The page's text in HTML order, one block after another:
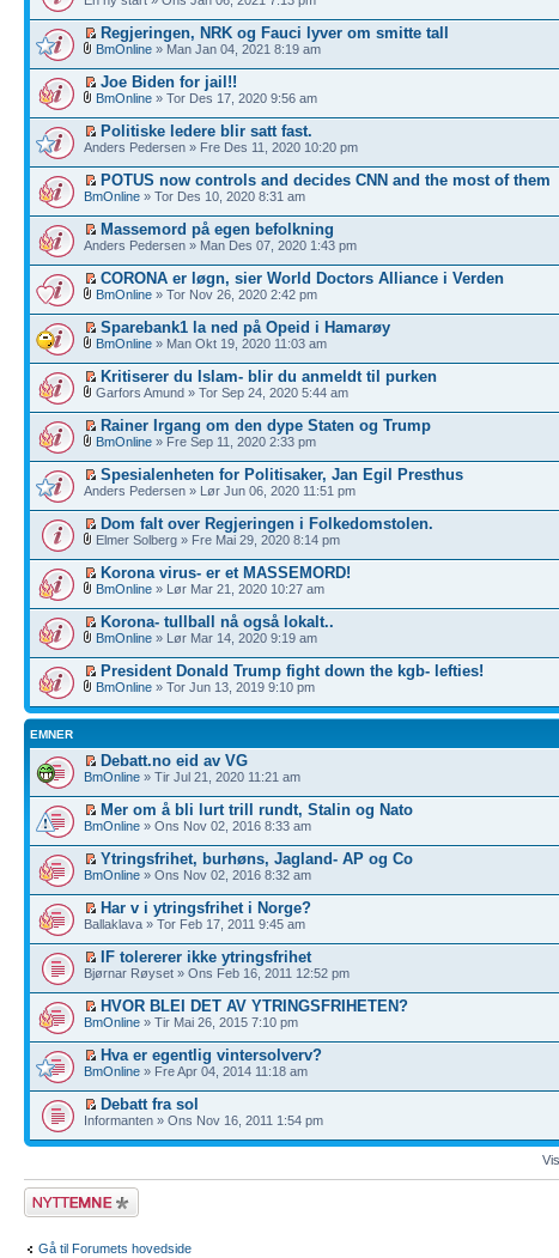
Regjeringen, NRK og Fauci lyver om smitte tall
BmOnline » Man Jan 04, 2021 8:19 am
Joe Biden for jail!!
BmOnline » Tor Des 17, 2020 9:56 am
Politiske ledere blir satt fast.
Anders Pedersen » Fre Des 11, 2020 10:20 pm
POTUS now controls and decides CNN and the most of them
BmOnline » Tor Des 10, 2020 8:31 am
Massemord på egen befolkning
Anders Pedersen » Man Des 07, 2020 1:43 pm
CORONA er løgn, sier World Doctors Alliance i Verden
BmOnline » Tor Nov 26, 2020 2:42 pm
Sparebank1 la ned på Opeid i Hamarøy
BmOnline » Man Okt 19, 2020 11:03 am
Kritiserer du Islam- blir du anmeldt til purken
Garfors Amund » Tor Sep 24, 2020 5:44 am
Rainer Irgang om den dype Staten og Trump
BmOnline » Fre Sep 11, 2020 2:33 pm
Spesialenheten for Politisaker, Jan Egil Presthus
Anders Pedersen » Lør Jun 06, 2020 11:51 pm
Dom falt over Regjeringen i Folkedomstolen.
Elmer Solberg » Fre Mai 29, 2020 8:14 pm
Korona virus- er et MASSEMORD!
BmOnline » Lør Mar 21, 2020 10:27 am
Korona- tullball nå også lokalt..
BmOnline » Lør Mar 14, 2020 9:19 am
President Donald Trump fight down the kgb- lefties!
BmOnline » Tor Jun 13, 2019 9:10 pm
EMNER
Debatt.no eid av VG
BmOnline » Tir Jul 21, 2020 11:21 am
Mer om å bli lurt trill rundt, Stalin og Nato
BmOnline » Ons Nov 02, 2016 8:33 am
Ytringsfrihet, burhøns, Jagland- AP og Co
BmOnline » Ons Nov 02, 2016 8:32 am
Har v i ytringsfrihet i Norge?
Ballaklava » Tor Feb 17, 2011 9:45 am
IF tolererer ikke ytringsfrihet
Bjørnar Røyset » Ons Feb 16, 2011 12:52 pm
HVOR BLEI DET AV YTRINGSFRIHETEN?
BmOnline » Tir Mai 26, 2015 7:10 pm
Hva er egentlig vintersolverv?
BmOnline » Fre Apr 04, 2014 11:18 am
Debatt fra sol
Informanten » Ons Nov 16, 2011 1:54 pm
Legg inn et nytt
emne
Gå til Forumets hovedside